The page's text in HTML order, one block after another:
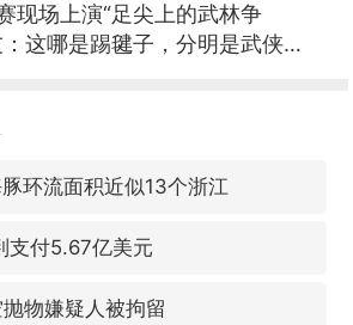
现场上演“足尖上的武林争
这哪是踢毽子，分明是武侠片
环流面积近似13个浙江
支付5.67亿美元
物嫌疑人被拘留